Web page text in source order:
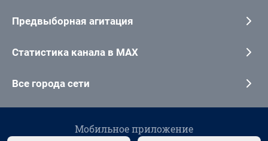
Предвыборная агитация
Статистика канала в MAX
Все города сети
Мобильное приложение